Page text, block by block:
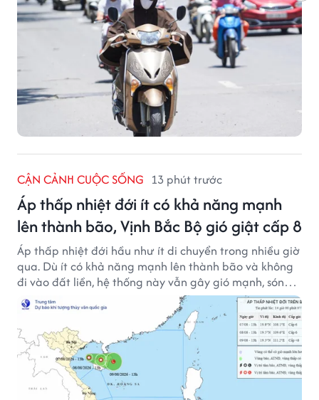
CẬN CẢNH CUỘC SỐNG 13 phút trước
Áp thấp nhiệt đới ít có khả năng mạnh
lên thành bão, Vịnh Bắc Bộ gió giật cấp 8
Áp thấp nhiệt đới hầu như ít di chuyển trong nhiều giờ
qua. Dù ít có khả năng mạnh lên thành bão và không
đi vào đất liền, hệ thống này vẫn gây gió mạnh, sóng
lớn trên nhiều vùng biển.